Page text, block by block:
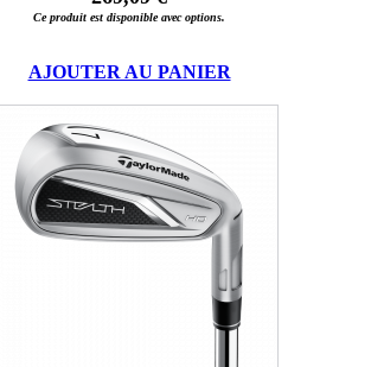
Ce produit est disponible avec options.
AJOUTER AU PANIER